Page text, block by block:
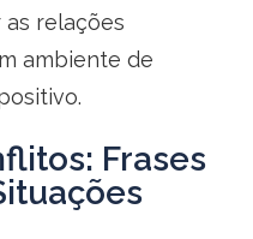
relações
ambiente de
Frases